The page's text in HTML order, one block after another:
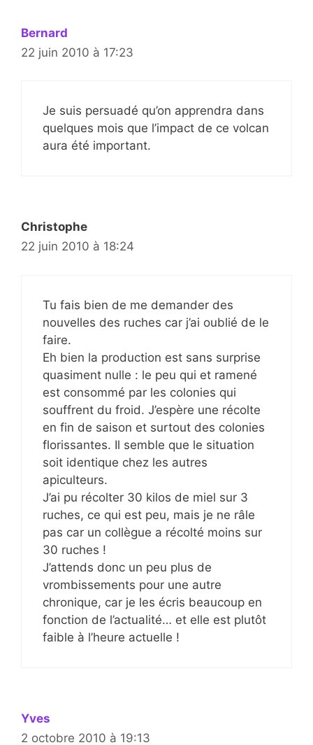
Bernard
22 juin 2010 à 17:23
Je suis persuadé qu’on apprendra dans
quelques mois que l’impact de ce volcan
aura été important.
Christophe
22 juin 2010 à 18:24
Tu fais bien de me demander des
nouvelles des ruches car j’ai oublié de le
faire.
Eh bien la production est sans surprise
quasiment nulle : le peu qui et ramené
est consommé par les colonies qui
souffrent du froid. J’espère une récolte
en fin de saison et surtout des colonies
florissantes. Il semble que le situation
soit identique chez les autres
apiculteurs.
J’ai pu récolter 30 kilos de miel sur 3
ruches, ce qui est peu, mais je ne râle
pas car un collègue a récolté moins sur
30 ruches !
J’attends donc un peu plus de
vrombissements pour une autre
chronique, car je les écris beaucoup en
fonction de l’actualité… et elle est plutôt
faible à l’heure actuelle !
Yves
2 octobre 2010 à 19:13